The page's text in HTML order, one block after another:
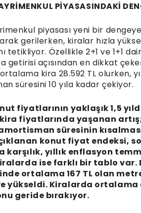
PİYASASINDAKİ
piyasası yeni bir
gerilerken, kiralar hızla
tetikliyor. Özellikle 2+1 ve 1+1
getirisi açısından en dikkat
kira 28.592 TL olurken,
süresini 10 yıla kadar çekiyor.
fiyatlarının yaklaşık 1,5
kira fiyatlarında yaşanan
süresinin
konut fiyat endeksi,
karşılık, yıllık enflasyon
ise farklı bir tablo var.
ortalama 167 TL olan
yükseldi. Kiralarda ortalama
geride bırakıyor.